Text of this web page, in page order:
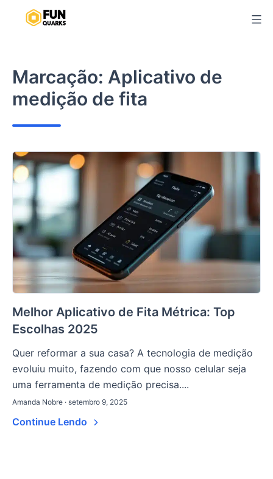
Marcação: Aplicativo de
medição de fita
Melhor Aplicativo de Fita Métrica: Top
Escolhas 2025
Quer reformar a sua casa? A tecnologia de medição
evoluiu muito, fazendo com que nosso celular seja
uma ferramenta de medição precisa....
Amanda Nobre · setembro 9, 2025
Continue Lendo